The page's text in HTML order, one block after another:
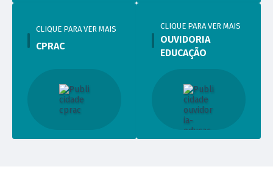
CPRAC
CLIQUE PARA VER MAIS
OUVIDORIA
EDUCAÇÃO
CLIQUE PARA VER MAIS